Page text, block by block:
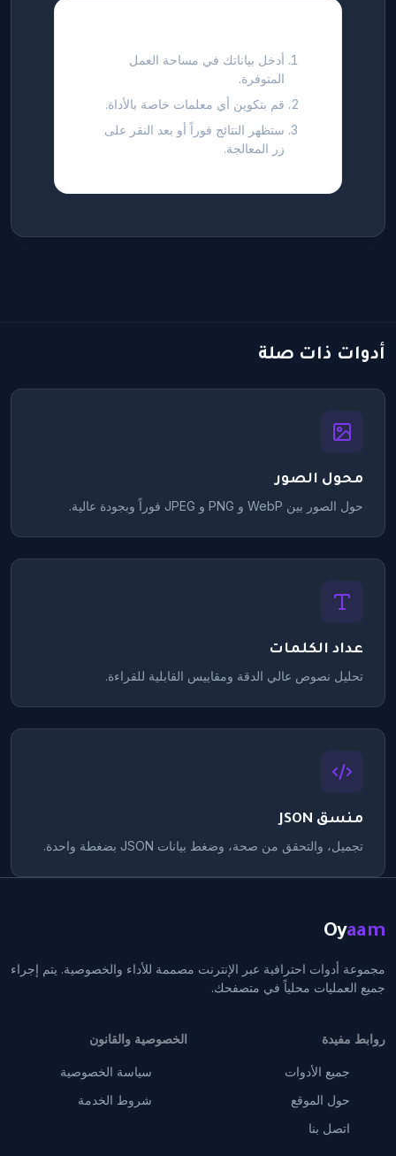
أدخل بياناتك في مساحة العمل
المتوفرة.
قم بتكوين أي معلمات خاصة بالأداة.
ستظهر النتائج فوراً أو بعد النقر على
زر المعالجة.
أدوات ذات صلة
محول الصور
حول الصور بين WebP و PNG و JPEG فوراً وبجودة عالية.
عداد الكلمات
تحليل نصوص عالي الدقة ومقاييس القابلية للقراءة.
منسق JSON
تجميل، والتحقق من صحة، وضغط بيانات JSON بضغطة واحدة.
Oyaam
مجموعة أدوات احترافية عبر الإنترنت مصممة للأداء والخصوصية. يتم إجراء
جميع العمليات محلياً في متصفحك.
روابط مفيدة
جميع الأدوات
حول الموقع
اتصل بنا
الخصوصية والقانون
سياسة الخصوصية
شروط الخدمة